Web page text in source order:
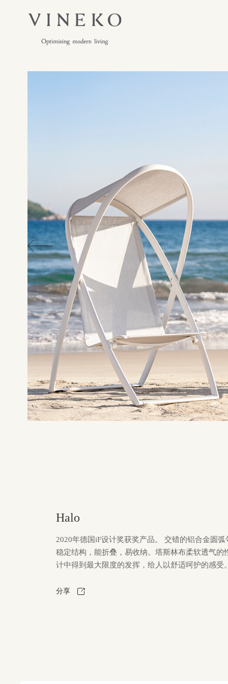
Halo
2020年德国iF设计奖获奖产品。 交错的铝合金圆弧
稳定结构，能折叠，易收纳。塔斯林布柔软透气的
计中得到最大限度的发挥，给人以舒适呵护的感受
分享